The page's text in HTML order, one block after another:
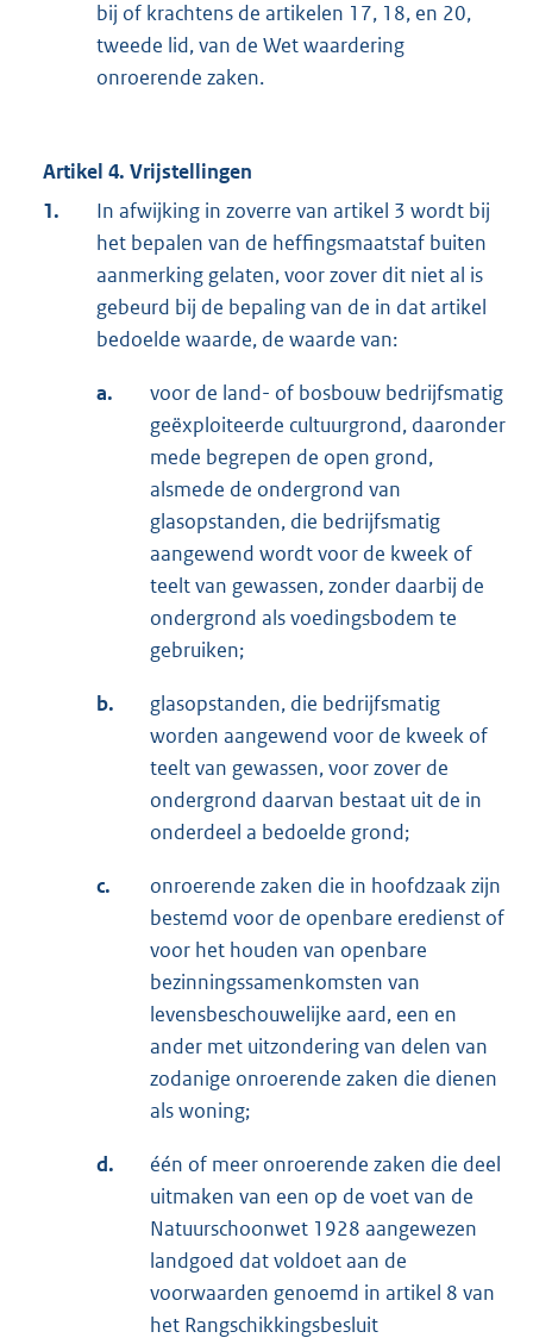
bij of krachtens de artikelen 17, 18, en 20,
tweede lid, van de Wet waardering
onroerende zaken.
Artikel 4. Vrijstellingen
1.
In afwijking in zoverre van artikel 3 wordt bij
het bepalen van de heffingsmaatstaf buiten
aanmerking gelaten, voor zover dit niet al is
gebeurd bij de bepaling van de in dat artikel
bedoelde waarde, de waarde van:
a.
voor de land- of bosbouw bedrijfsmatig
geëxploiteerde cultuurgrond, daaronder
mede begrepen de open grond,
alsmede de ondergrond van
glasopstanden, die bedrijfsmatig
aangewend wordt voor de kweek of
teelt van gewassen, zonder daarbij de
ondergrond als voedingsbodem te
gebruiken;
b.
glasopstanden, die bedrijfsmatig
worden aangewend voor de kweek of
teelt van gewassen, voor zover de
ondergrond daarvan bestaat uit de in
onderdeel a bedoelde grond;
c.
onroerende zaken die in hoofdzaak zijn
bestemd voor de openbare eredienst of
voor het houden van openbare
bezinningssamenkomsten van
levensbeschouwelijke aard, een en
ander met uitzondering van delen van
zodanige onroerende zaken die dienen
als woning;
d.
één of meer onroerende zaken die deel
uitmaken van een op de voet van de
Natuurschoonwet 1928 aangewezen
landgoed dat voldoet aan de
voorwaarden genoemd in artikel 8 van
het Rangschikkingsbesluit